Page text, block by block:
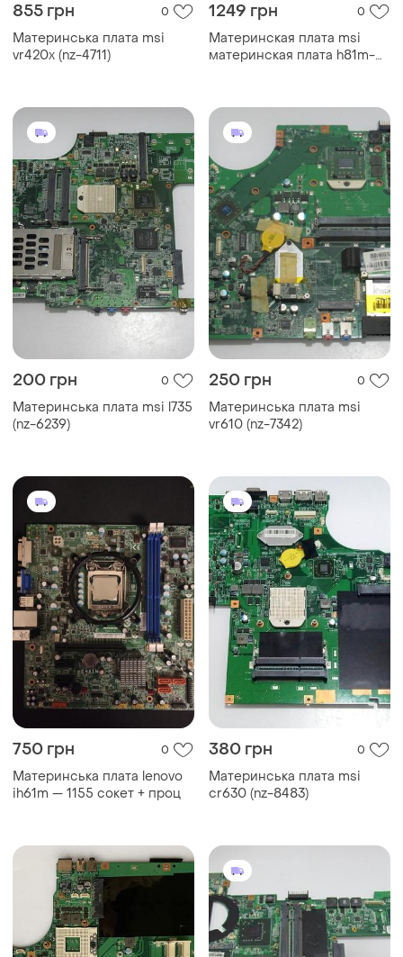
855 грн 0
Материнська плата msi
vr420x (nz-4711)
1249 грн 0
Материнская плата msi
материнская плата h81m-
200 грн 0
Материнська плата msi l735
(nz-6239)
250 грн 0
Материнська плата msi
vr610 (nz-7342)
750 грн 0
Материнська плата lenovo
ih61m — 1155 сокет + проц
380 грн 0
Материнська плата msi
cr630 (nz-8483)